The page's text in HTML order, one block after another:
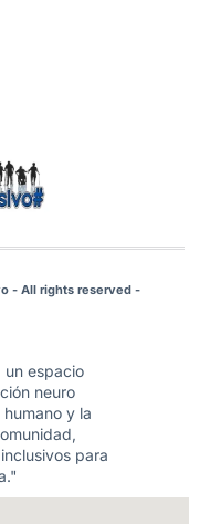
- All rights reserved -
un espacio
neuro
y la
para